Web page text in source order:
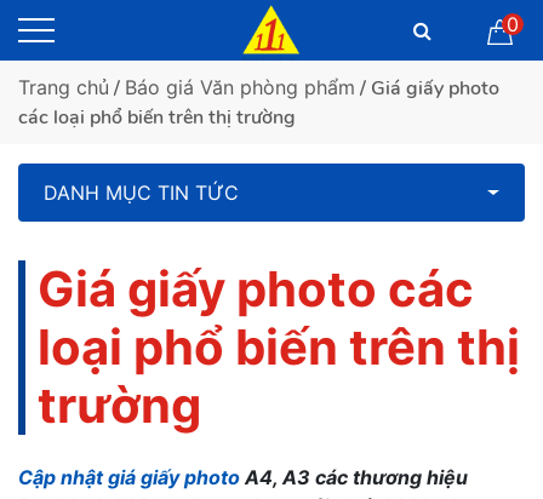
0
Trang chủ / Báo giá Văn phòng phẩm / Giá giấy photo
các loại phổ biến trên thị trường
DANH MỤC TIN TỨC
Giá giấy photo các
loại phổ biến trên thị
trường
Cập nhật giá giấy photo A4, A3 các thương hiệu